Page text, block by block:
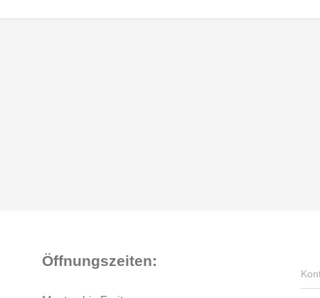
Öffnungszeiten: